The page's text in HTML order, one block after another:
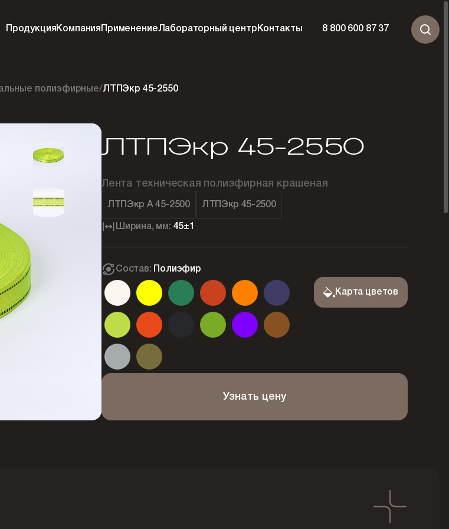
Продукция Компания ПрименениеЛабораторный центр Контакты 8 800 600 87 37
полиэфирные/ЛТПЭкр 45-2550
ЛТПЭкр 45-2550
Лента техническая полиэфирная крашеная
ЛТПЭкр А 45-2500 ЛТПЭкр 45-2500
Ширина, мм: 45±1
Состав: Полиэфир
Карта цветов
Узнать цену